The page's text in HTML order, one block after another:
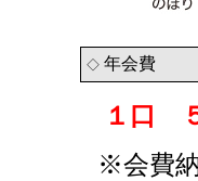
◇年会費
１口
※会費